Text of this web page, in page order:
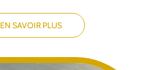
EN SAVOIR PLUS